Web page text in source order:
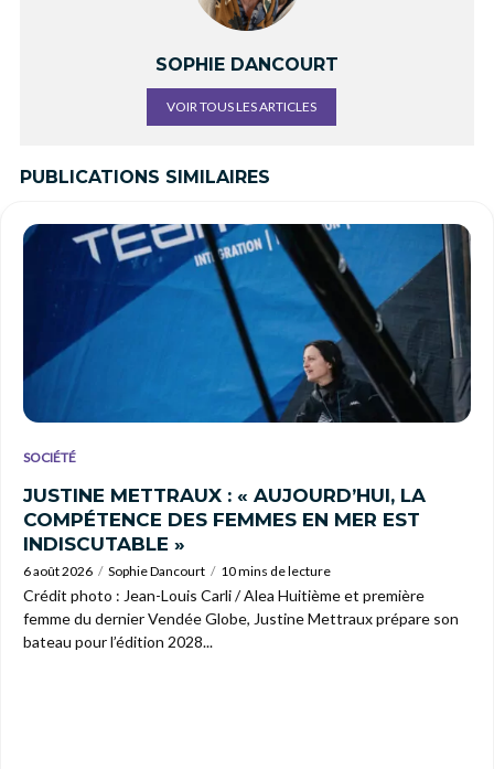
SOPHIE DANCOURT
VOIR TOUS LES ARTICLES
PUBLICATIONS SIMILAIRES
SOCIÉTÉ
JUSTINE METTRAUX : « AUJOURD’HUI, LA
COMPÉTENCE DES FEMMES EN MER EST
INDISCUTABLE »
6 août 2026 Sophie Dancourt 10 mins de lecture
Crédit photo : Jean-Louis Carli / Alea Huitième et première
femme du dernier Vendée Globe, Justine Mettraux prépare son
bateau pour l’édition 2028...